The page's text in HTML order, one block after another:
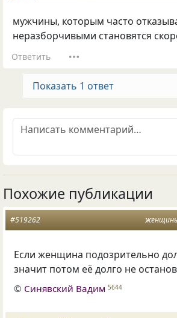
мужчины, которым часто
неразборчивыми становятся
Ответить
Показать 1 ответ
Похожие публикации
#519262
Если женщина подозрительно
значит потом её долго не
© Синявский Вадим 5644